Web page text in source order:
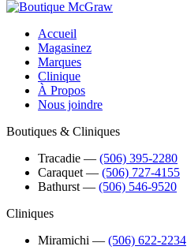
Accueil
Magasinez
Marques
Clinique
À Propos
Nous joindre
Boutiques & Cliniques
Tracadie ― (506) 395-2280
Caraquet ― (506) 727-4155
Bathurst ― (506) 546-9520
Cliniques
Miramichi ― (506) 622-2234